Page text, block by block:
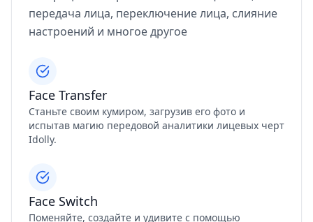
передача лица, переключение лица, слияние
настроений и многое другое
Face Transfer
Станьте своим кумиром, загрузив его фото и
испытав магию передовой аналитики лицевых черт
Idolly.
Face Switch
Поменяйте, создайте и удивите с помощью